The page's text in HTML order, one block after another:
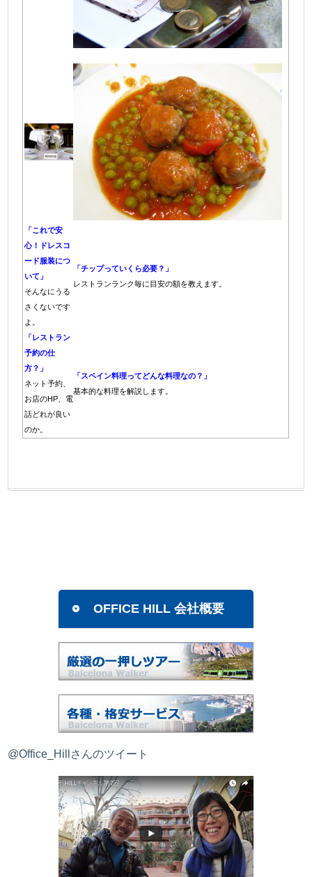
「これで安
心！ドレスコ
ード服装につ
いて」
そんなにうる
さくないです
よ。
「チップっていくら必要？」
レストランランク毎に目安の額を教えます。
「レストラン
予約の仕
方？」
ネット予約、
お店のHP、電
話どれが良い
のか。
「スペイン料理ってどんな料理なの？」
基本的な料理を解説します。
OFFICE HILL 会社概要
@Office_Hillさんのツイート